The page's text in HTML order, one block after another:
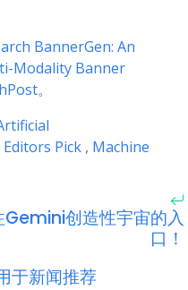
BannerGen: An
Modality Banner
。
Editors Pick , Machine
创造性宇宙的入
口！
于新闻推荐